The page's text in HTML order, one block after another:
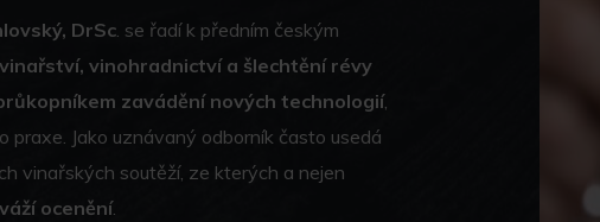
DrSc. se řadí k předním českým
vinařství, vinohradnictví a šlechtění révy
zavádění nových technologií,
praxe. Jako uznávaný odborník často usedá
vinařských soutěží, ze kterých a nejen
ocenění.